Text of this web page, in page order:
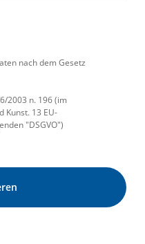
nach dem Gesetz
2003 n. 196 (im
Kunst. 13 EU-
"DSGVO")